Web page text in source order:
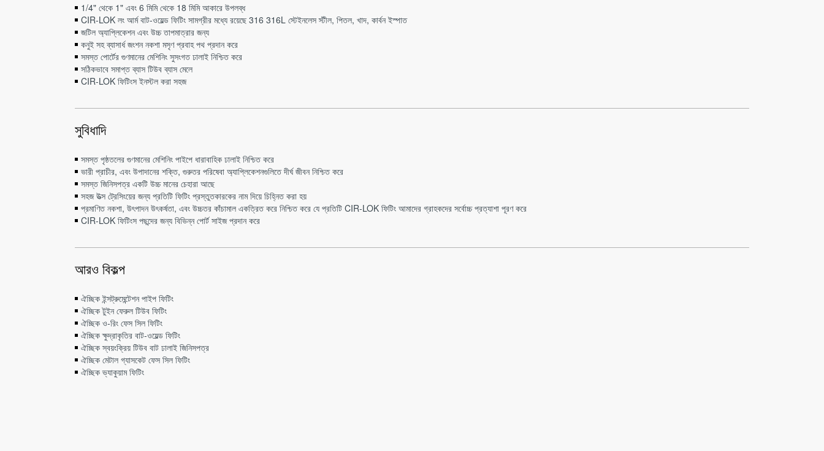
1/4" থেকে 1" এবং 6 মিমি থেকে 18 মিমি আকারে উপলব্ধ
CIR-LOK লং আর্ম বাট-ওয়েল্ড ফিটিং সামগ্রীর মধ্যে রয়েছে 316 316L স্টেইনলেস স্টীল, পিতল, খাদ, কার্বন ইস্পাত
জটিল অ্যাপ্লিকেশন এবং উচ্চ তাপমাত্রার জন্য
কনুই সহ ব্যাসার্ধ জংশন নকশা মসৃণ প্রবাহ পথ প্রদান করে
সমস্ত পোর্টের গুণমানের মেশিনিং সুসংগত ঢালাই নিশ্চিত করে
সঠিকভাবে সমাপ্ত ব্যাস টিউব ব্যাস মেলে
CIR-LOK ফিটিংস ইনস্টল করা সহজ
সুবিধাদি
সমস্ত পৃষ্ঠতলের গুণমানের মেশিনিং পাইপে ধারাবাহিক ঢালাই নিশ্চিত করে
ভারী প্রাচীর, এবং উপাদানের শক্তি, গুরুতর পরিষেবা অ্যাপ্লিকেশনগুলিতে দীর্ঘ জীবন নিশ্চিত করে
সমস্ত জিনিসপত্র একটি উচ্চ মানের চেহারা আছে
সহজ উত্স ট্রেসিংয়ের জন্য প্রতিটি ফিটিং প্রস্তুতকারকের নাম দিয়ে চিহ্নিত করা হয়
প্রমাণিত নকশা, উৎপাদন উৎকর্ষতা, এবং উচ্চতর কাঁচামাল একত্রিত করে নিশ্চিত করে যে প্রতিটি CIR-LOK ফিটিং আমাদের গ্রাহকদের সর্বোচ্চ প্রত্যাশা পূরণ করে
CIR-LOK ফিটিংস পছন্দের জন্য বিভিন্ন পোর্ট সাইজ প্রদান করে
আরও বিকল্প
ঐচ্ছিক ইন্সট্রুমেন্টেশন পাইপ ফিটিং
ঐচ্ছিক টুইন ফেরুল টিউব ফিটিং
ঐচ্ছিক ও-রিং ফেস সিল ফিটিং
ঐচ্ছিক ক্ষুদ্রাকৃতির বাট-ওয়েল্ড ফিটিং
ঐচ্ছিক স্বয়ংক্রিয় টিউব বাট ঢালাই জিনিসপত্র
ঐচ্ছিক মেটাল গ্যাসকেট ফেস সিল ফিটিং
ঐচ্ছিক ভ্যাকুয়াম ফিটিং